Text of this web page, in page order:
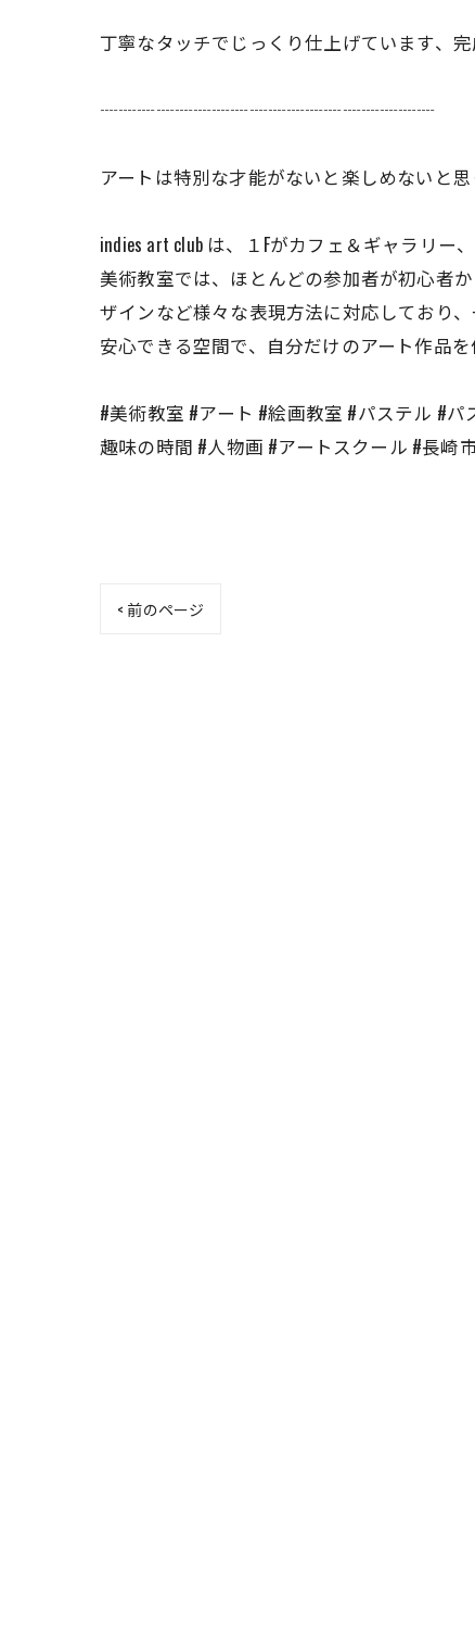
丁寧なタッチでじっくり仕上げています、完
┈┈┈┈┈┈┈┈┈┈┈┈┈┈┈┈┈┈
アートは特別な才能がないと楽しめないと
indies art club は、１Fがカフェ＆ギャラリー
美術教室では、ほとんどの参加者が初心者
ザインなど様々な表現方法に対応しており
安心できる空間で、自分だけのアート作品
#美術教室 #アート #絵画教室 #パステル #
趣味の時間 #人物画 #アートスクール #長崎
< 前のページ